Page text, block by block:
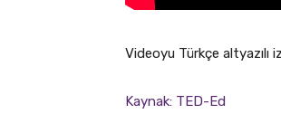
Videoyu Türkçe altyazılı
Kaynak: TED-Ed